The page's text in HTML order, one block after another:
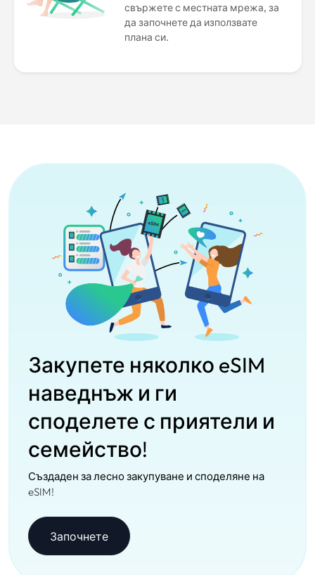
свържете с местната мрежа, за
да започнете да използвате
плана си.
Закупете няколко eSIM
наведнъж и ги
споделете с приятели и
семейство!
Създаден за лесно закупуване и споделяне на
eSIM!
Започнете